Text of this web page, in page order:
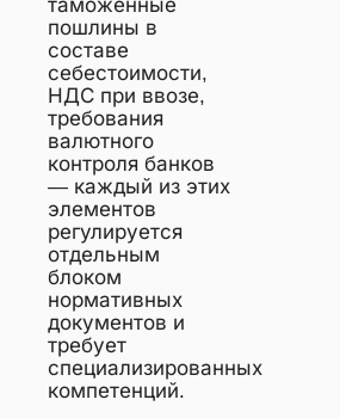
таможенные
пошлины в
составе
себестоимости,
НДС при ввозе,
требования
валютного
контроля банков
— каждый из этих
элементов
регулируется
отдельным
блоком
нормативных
документов и
требует
специализированных
компетенций.